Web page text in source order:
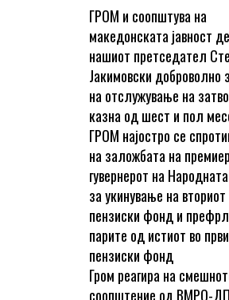
ГРОМ и соопштува на
македонската јавност
нашиот претседател
Јакимовски доброволно
на отслужување на
казна од шест и пол
ГРОМ најостро се
на заложбата на
гувернерот на
за укинување на вториот
пензиски фонд и
парите од истиот во
пензиски фонд
Гром реагира на
соопштение од ВМРО-